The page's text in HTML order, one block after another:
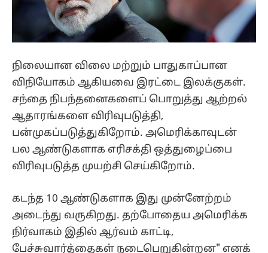
நிலையான விலை மற்றும் பாதுகாப்பான
விநியோகம் ஆகியவை இரட்டை இலக்குகள்.
சந்தை நிபந்தனைகளைப் பொறுத்து ஆற்றல்
ஆதாரங்களை விரிவுபடுத்தி,
பன்முகப்படுத்துகிறோம். அமெரிக்காவுடன்
பல ஆண்டுகளாக எரிசக்தி ஒத்துழைப்பை
விரிவுபடுத்த முயற்சி செய்கிறோம்.
கடந்த 10 ஆண்டுகளாக இது முன்னேற்றம்
அடைந்து வருகிறது. தற்போதைய அமெரிக்க
நிர்வாகம் இதில் ஆர்வம் காட்டி,
பேச்சுவார்த்தைகள் நடைபெறுகின்றன" எனக்